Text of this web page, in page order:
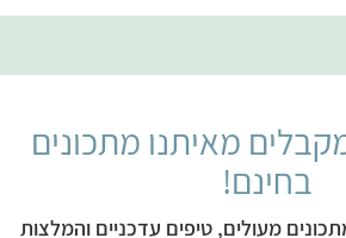
מאיתנו מתכונים
בחינם!
מעולים, טיפים עדכניים והמלצות